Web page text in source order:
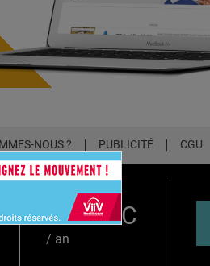
NOUS ? PUBLICITÉ CGU
39€ TTC
/ an